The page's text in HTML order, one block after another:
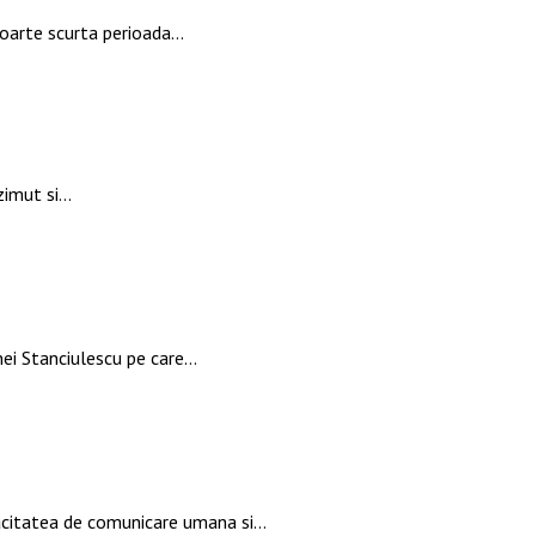
scurta perioada…
si…
Stanciulescu pe care…
de comunicare umana si…